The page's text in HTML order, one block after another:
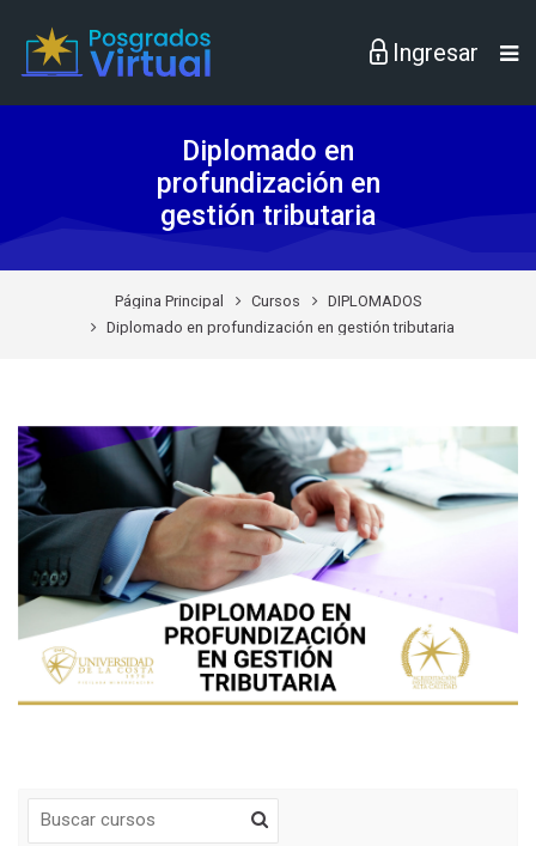
Diplomado en
profundización en
gestión tributaria
Página Principal Cursos
DIPLOMADOS
Diplomado en profundización en gestión tributaria